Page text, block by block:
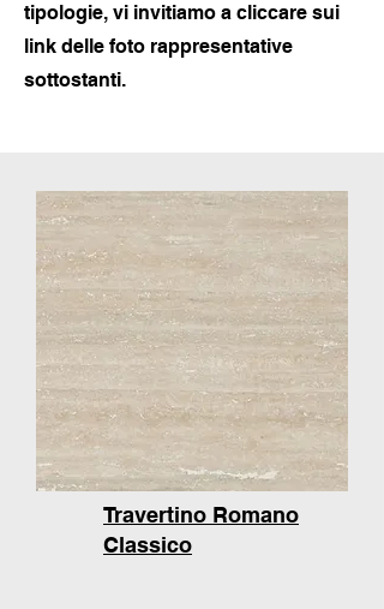
tipologie, vi invitiamo a cliccare sui
link delle foto rappresentative
sottostanti.
Travertino Romano
Classico